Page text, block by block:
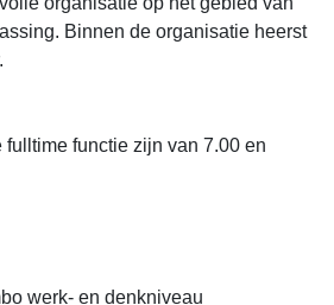
Binnen de organisatie heerst
functie zijn van 7.00 en
werk- en denkniveau